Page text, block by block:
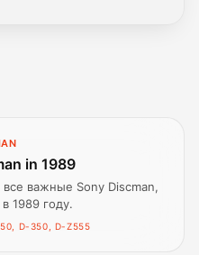
in 1989
важные Sony Discman,
1989 году.
D-350, D-Z555